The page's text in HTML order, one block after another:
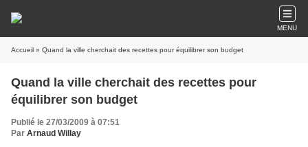
MENU
Accueil » Quand la ville cherchait des recettes pour équilibrer son budget
Quand la ville cherchait des recettes pour
équilibrer son budget
Publié le 27/03/2009 à 07:51
Par Arnaud Willay